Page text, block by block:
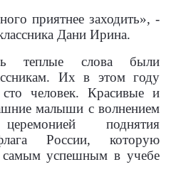
приятнее заходить», -
Дани Ирина.
теплые слова были
Их в этом году
человек. Красивые и
малыши с волнением
поднятия
России, которую
самым успешным в учебе